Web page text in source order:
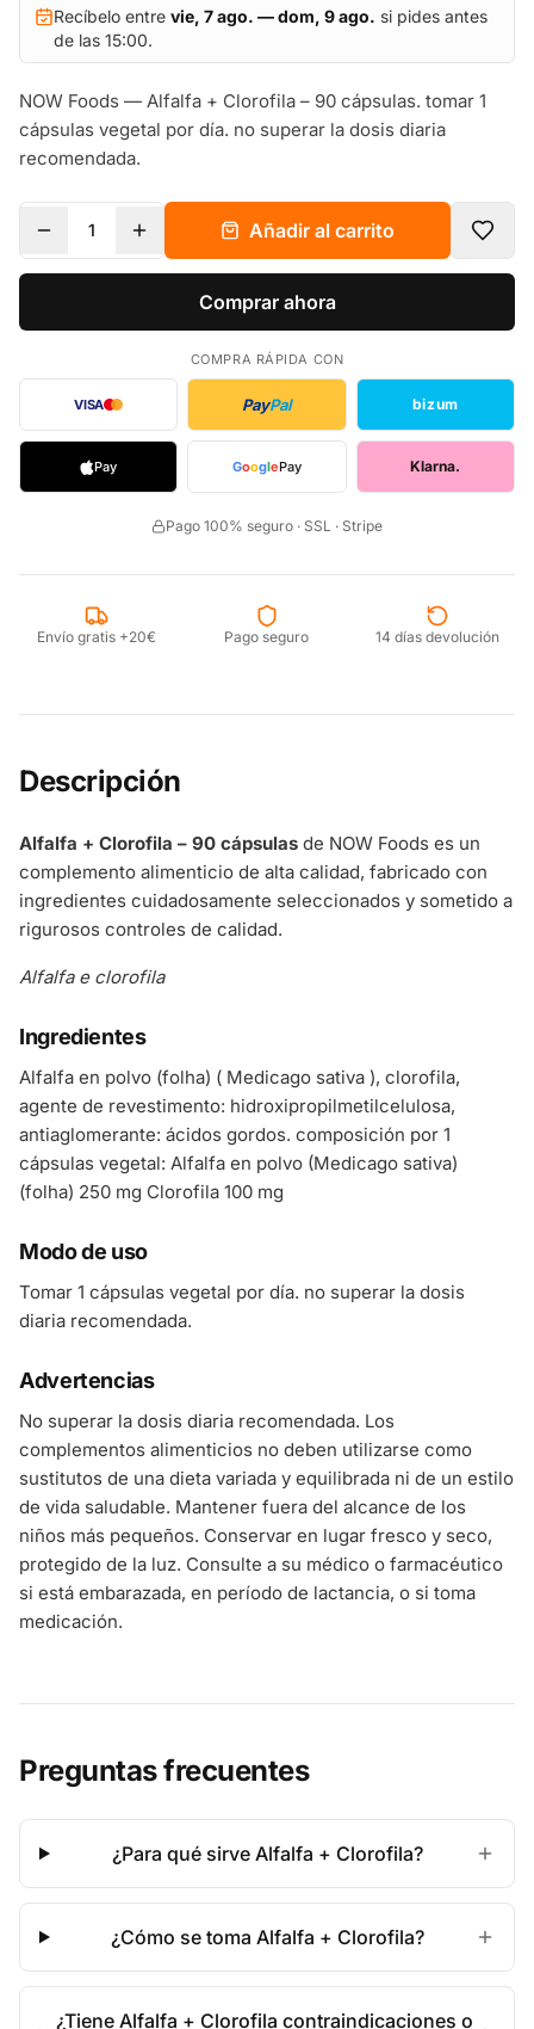
Recíbelo entre vie, 7 ago. — dom, 9 ago. si pides antes
de las 15:00.
NOW Foods — Alfalfa + Clorofila – 90 cápsulas. tomar 1
cápsulas vegetal por día. no superar la dosis diaria
recomendada.
1 Añadir al carrito
Comprar ahora
COMPRA RÁPIDA CON
VISA PayPal bizum
Pay GooglePay Klarna.
Pago 100% seguro · SSL · Stripe
Envío gratis +20€ Pago seguro 14 días devolución
Descripción
Alfalfa + Clorofila – 90 cápsulas de NOW Foods es un
complemento alimenticio de alta calidad, fabricado con
ingredientes cuidadosamente seleccionados y sometido a
rigurosos controles de calidad.
Alfalfa e clorofila
Ingredientes
Alfalfa en polvo (folha) ( Medicago sativa ), clorofila,
agente de revestimento: hidroxipropilmetilcelulosa,
antiaglomerante: ácidos gordos. composición por 1
cápsulas vegetal: Alfalfa en polvo (Medicago sativa)
(folha) 250 mg Clorofila 100 mg
Modo de uso
Tomar 1 cápsulas vegetal por día. no superar la dosis
diaria recomendada.
Advertencias
No superar la dosis diaria recomendada. Los
complementos alimenticios no deben utilizarse como
sustitutos de una dieta variada y equilibrada ni de un estilo
de vida saludable. Mantener fuera del alcance de los
niños más pequeños. Conservar en lugar fresco y seco,
protegido de la luz. Consulte a su médico o farmacéutico
si está embarazada, en período de lactancia, o si toma
medicación.
Preguntas frecuentes
¿Para qué sirve Alfalfa + Clorofila?
¿Cómo se toma Alfalfa + Clorofila?
¿Tiene Alfalfa + Clorofila contraindicaciones o